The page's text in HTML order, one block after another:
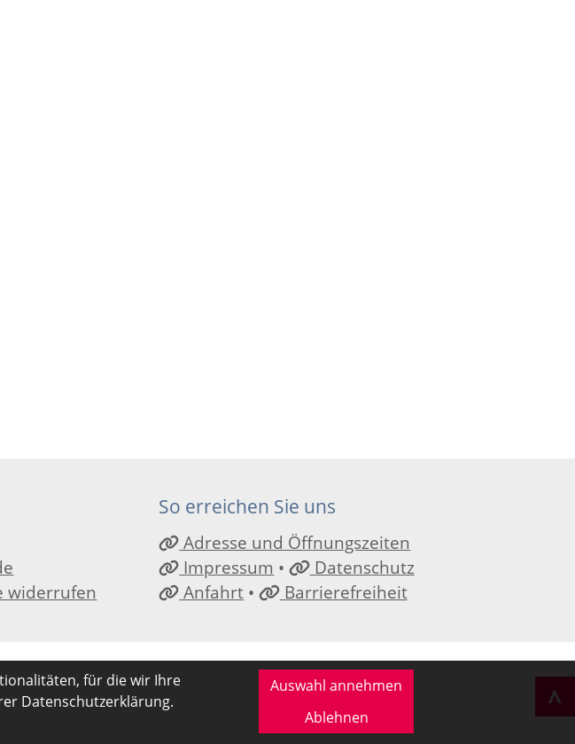
widerrufen
So erreichen Sie uns
Adresse und Öffnungszeiten
Impressum •
Datenschutz
Anfahrt • Barrierefreiheit
für die wir Ihre
Datenschutzerklärung.
Auswahl annehmen
Ablehnen